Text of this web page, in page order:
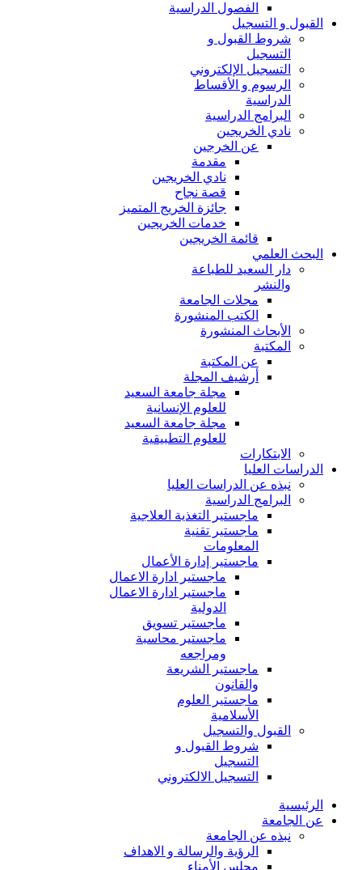
الفصول الدراسية
القبول و التسجيل
شروط القبول و
التسجيل
التسجيل الإلكتروني
الرسوم و الأقساط
الدراسية
البرامج الدراسية
نادي الخريجين
عن الخرجين
مقدمة
نادي الخريجين
قصة نجاح
جائزة الخريج المتميز
خدمات الخريجين
قائمة الخريجين
البحث العلمي
دار السعيد للطباعة
والنشر
مجلات الجامعة
الكتب المنشورة
الأبحاث المنشورة
المكتبة
عن المكتبة
أرشيف المجلة
مجلة جامعة السعيد
للعلوم الإنسانية
مجلة جامعة السعيد
للعلوم التطبيقية
الابتكارات
الدراسات العليا
نبذه عن الدراسات العليا
البرامج الدراسية
ماجستير التغذية العلاجية
ماجستير تقنية
المعلومات
ماجستير إدارة الأعمال
ماجستير ادارة الاعمال
ماجستير ادارة الاعمال
الدولية
ماجستير تسويق
ماجستير محاسبة
ومراجعه
ماجستير الشريعة
والقانون
ماجستير العلوم
الأسلامية
القبول والتسجيل
شروط القبول و
التسجيل
التسجيل الالكتروني
الرئيسية
عن الجامعة
نبذه عن الجامعة
الرؤية والرسالة و الاهداف
مجلس الأمناء